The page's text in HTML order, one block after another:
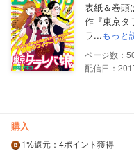
表紙＆巻頭
作『東京タ
ラ...もっと
配信日：
購入
1%還元 ：4ポイント獲得